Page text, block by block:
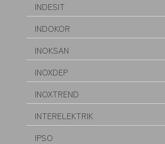
INDESIT
INDOKOR
INOKSAN
INOXDEP
INOXTREND
INTERELEKTRIK
IPSO